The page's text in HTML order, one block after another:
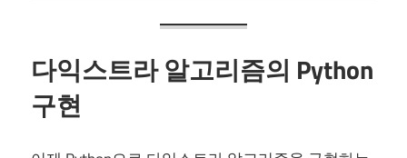
다익스트라 알고리즘의 Python
구현